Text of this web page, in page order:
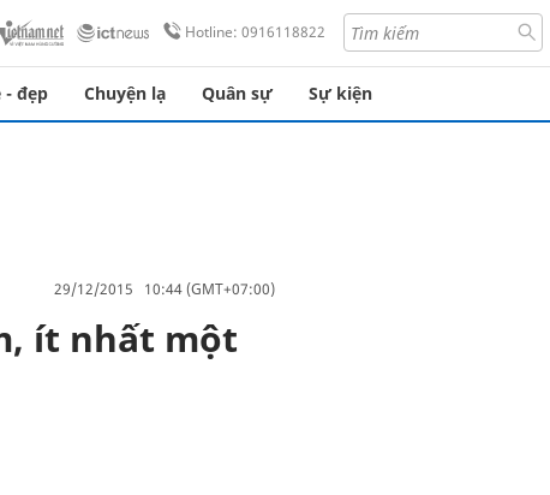
Hotline: 0916118822
- đẹp Chuyện lạ Quân sự Sự kiện
29/12/2015 10:44 (GMT+07:00)
ít nhất một